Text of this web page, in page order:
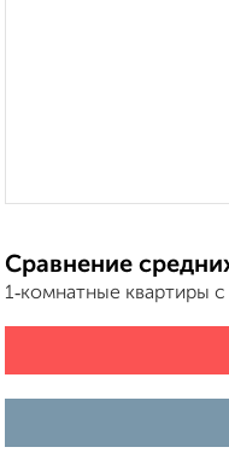
Сравнение
1‑комнатные квартиры